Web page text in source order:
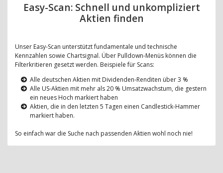
Easy-Scan: Schnell und unkompliziert
Aktien finden
Unser Easy-Scan unterstützt fundamentale und technische
Kennzahlen sowie Chartsignal. Über Pulldown-Menüs können die
Filterkritieren gesetzt werden. Beispiele für Scans:
Alle deutschen Aktien mit Dividenden-Renditen über 3 %
Alle US-Aktien mit mehr als 20 % Umsatzwachstum, die gestern
ein neues Hoch markiert haben
Aktien, die in den letzten 5 Tagen einen Candlestick-Hammer
markiert haben.
So einfach war die Suche nach passenden Aktien wohl noch nie!